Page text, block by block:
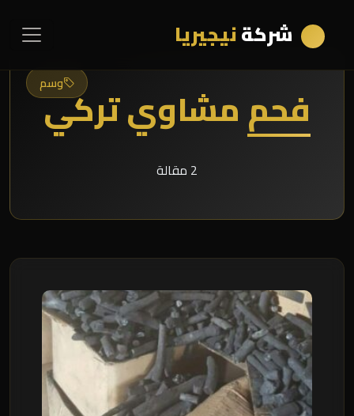
شركةنيجيريا
وسم
فحم مشاوي تركي
2 مقالة